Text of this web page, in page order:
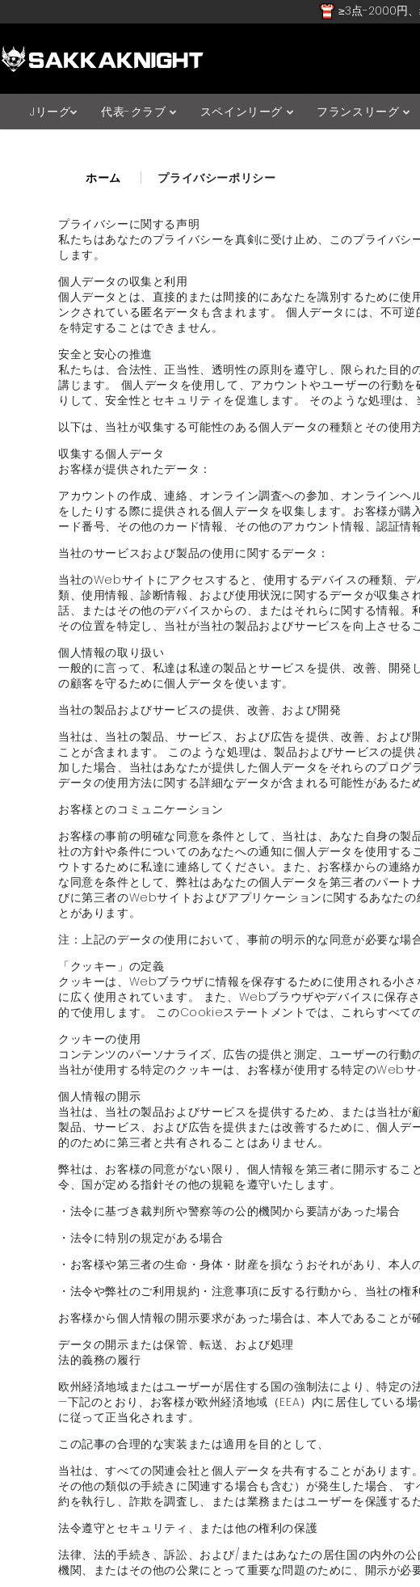
≥3点-2000円
Jリーグ 代表-クラブ スペインリーグ フランスリーグ
ホーム プライバシーポリシー
プライバシーに関する声明
私たちはあなたのプライバシーを真剣に受け止め、このプライ
します。
個人データの収集と利用
個人データとは、直接的または間接的にあなたを識別するために
ンクされている匿名データも含まれます。 個人データには、不可
を特定することはできません。
安全と安心の推進
私たちは、合法性、正当性、透明性の原則を遵守し、限られた目
講じます。 個人データを使用して、アカウントやユーザーの行動
りして、安全性とセキュリティを促進します。 そのような処理は
以下は、当社が収集する可能性のある個人データの種類とその使用
収集する個人データ
お客様が提供されたデータ：
アカウントの作成、連絡、オンライン調査への参加、オンライン
をしたりする際に提供される個人データを収集します。お客様が
ード番号、その他のカード情報、その他のアカウント情報、認証情
当社のサービスおよび製品の使用に関するデータ：
当社のWebサイトにアクセスすると、使用するデバイスの種類、
類、使用情報、診断情報、および使用状況に関するデータが収集
話、またはその他のデバイスからの、またはそれらに関する情報
その位置を特定し、当社が当社の製品およびサービスを向上させる
個人情報の取り扱い
一般的に言って、私達は私達の製品とサービスを提供、改善、開
の顧客を守るために個人データを使います。
当社の製品およびサービスの提供、改善、および開発
当社は、当社の製品、サービス、および広告を提供、改善、およ
ことが含まれます。 このような処理は、製品およびサービスの提
加した場合、当社はあなたが提供した個人データをそれらのプロ
データの使用方法に関する詳細なデータが含まれる可能性があるた
お客様とのコミュニケーション
お客様の事前の明確な同意を条件として、当社は、あなた自身の
社の方針や条件についてのあなたへの通知に個人データを使用す
ウトするために私達に連絡してください。また、お客様からの連
な同意を条件として、弊社はあなたの個人データを第三者のパー
びに第三者のWebサイトおよびアプリケーションに関するあなた
とがあります。
注：上記のデータの使用において、事前の明示的な同意が必要な場
「クッキー」の定義
クッキーは、Webブラウザに情報を保存するために使用される小
に広く使用されています。 また、Webブラウザやデバイスに保存
的で使用します。 このCookieステートメントでは、これらすべて
クッキーの使用
コンテンツのパーソナライズ、広告の提供と測定、ユーザーの行
当社が使用する特定のクッキーは、お客様が使用する特定のWebサ
個人情報の開示
当社は、当社の製品およびサービスを提供するため、または当社
製品、サービス、および広告を提供または改善するために、個人
的のために第三者と共有されることはありません。
弊社は、お客様の同意がない限り、個人情報を第三者に開示する
令、国が定める指針その他の規範を遵守いたします。
・法令に基づき裁判所や警察等の公的機関から要請があった場合
・法令に特別の規定がある場合
・お客様や第三者の生命・身体・財産を損なうおそれがあり、本人
・法令や弊社のご利用規約・注意事項に反する行動から、当社の
お客様から個人情報の開示要求があった場合は、本人であることが
データの開示または保管、転送、および処理
法的義務の履行
欧州経済地域またはユーザーが居住する国の強制法により、特定
—下記のとおり、お客様が欧州経済地域（EEA）内に居住している
に従って正当化されます。
この記事の合理的な実装または適用を目的として、
当社は、すべての関連会社と個人データを共有することがありま
その他の類似の手続きに関連する場合も含む）が発生した場合、
約を執行し、詐欺を調査し、または業務またはユーザーを保護する
法令遵守とセキュリティ、または他の権利の保護
法律、法的手続き、訴訟、および/またはあなたの居住国の内外の
機関、またはその他の公衆にとって重要な問題のために、開示が必